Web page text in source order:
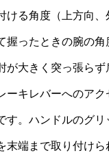
ける角度（上方向
握ったときの腕の角
が大きく突っ張らず
ーキレバーへのアク
す。ハンドルのグリ
末端まで取り付けら